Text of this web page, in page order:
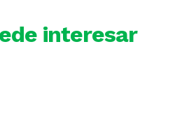
interesar